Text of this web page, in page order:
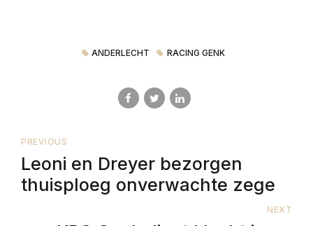
ANDERLECHT RACING GENK
PREVIOUS
Leoni en Dreyer bezorgen
thuisploeg onverwachte zege
NEXT